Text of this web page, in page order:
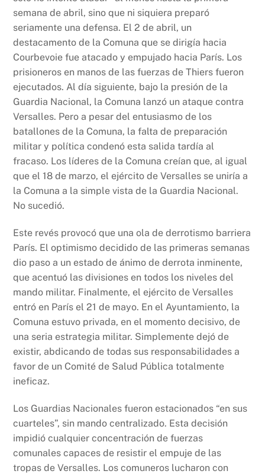
semana de abril, sino que ni siquiera preparó
seriamente una defensa. El 2 de abril, un
destacamento de la Comuna que se dirigía hacia
Courbevoie fue atacado y empujado hacia París. Los
prisioneros en manos de las fuerzas de Thiers fueron
ejecutados. Al día siguiente, bajo la presión de la
Guardia Nacional, la Comuna lanzó un ataque contra
Versalles. Pero a pesar del entusiasmo de los
batallones de la Comuna, la falta de preparación
militar y política condenó esta salida tardía al
fracaso. Los líderes de la Comuna creían que, al igual
que el 18 de marzo, el ejército de Versalles se uniría a
la Comuna a la simple vista de la Guardia Nacional.
No sucedió.
Este revés provocó que una ola de derrotismo barriera
París. El optimismo decidido de las primeras semanas
dio paso a un estado de ánimo de derrota inminente,
que acentuó las divisiones en todos los niveles del
mando militar. Finalmente, el ejército de Versalles
entró en París el 21 de mayo. En el Ayuntamiento, la
Comuna estuvo privada, en el momento decisivo, de
una seria estrategia militar. Simplemente dejó de
existir, abdicando de todas sus responsabilidades a
favor de un Comité de Salud Pública totalmente
ineficaz.
Los Guardias Nacionales fueron estacionados “en sus
cuarteles”, sin mando centralizado. Esta decisión
impidió cualquier concentración de fuerzas
comunales capaces de resistir el empuje de las
tropas de Versalles. Los comuneros lucharon con